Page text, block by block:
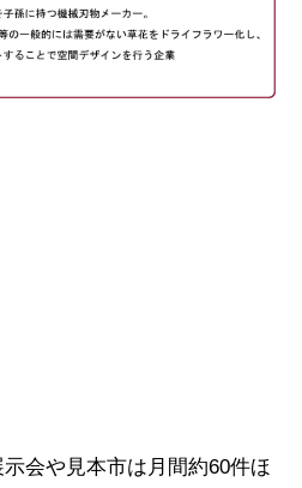
会や見本市は月間約60件ほ